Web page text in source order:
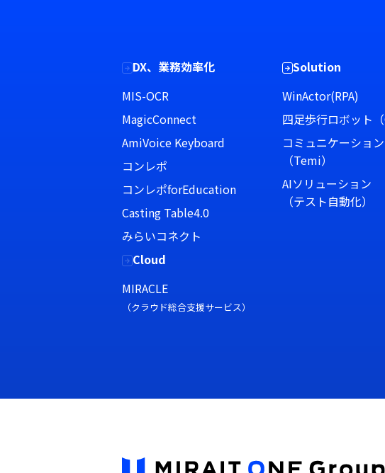
DX、業務効率化
MIS-OCR
MagicConnect
AmiVoice Keyboard
コンレポ
コンレポforEducation
Casting Table4.0
みらいコネクト
Solution
WinActor(RPA)
四足歩行ロボット（
コミュニケーショ
（Temi）
AIソリューション
（テスト自動化）
Cloud
MIRACLE
（クラウド総合支援サービス）